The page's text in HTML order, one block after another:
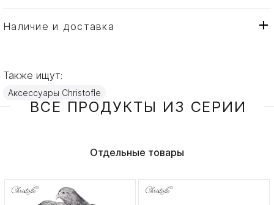
Бренд
Christofle
Страна производителя
Наличие и доставка
Также ищут:
Аксессуары Christofle
ВСЕ ПРОДУКТЫ ИЗ СЕРИИ
Отдельные товары